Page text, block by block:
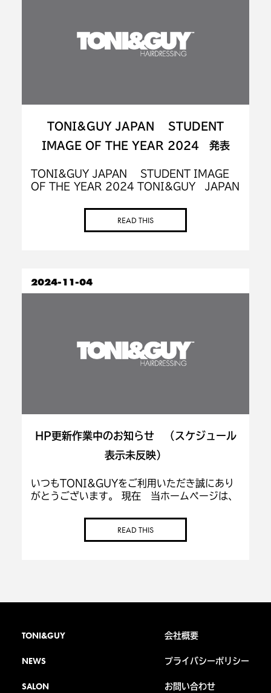
TONI&GUY JAPAN STUDENT
IMAGE OF THE YEAR 2024 発表
TONI&GUY JAPAN STUDENT IMAGE
OF THE YEAR 2024 TONI&GUY JAPAN
に、未来の美容師を育てる活動もしておりま
READ THIS
2024-11-04
HP更新作業中のお知らせ （スケジュール
表示未反映）
いつもTONI&GUYをご利用いただき誠にあり
がとうございます。 現在 当ホームページは、
正しく反映されてない場合があります。 ご迷惑
おかけしますが、完全修復まで、今しば […]
READ THIS
TONI&GUY
NEWS
SALON
会社概要
プライバシーポリシー
お問い合わせ